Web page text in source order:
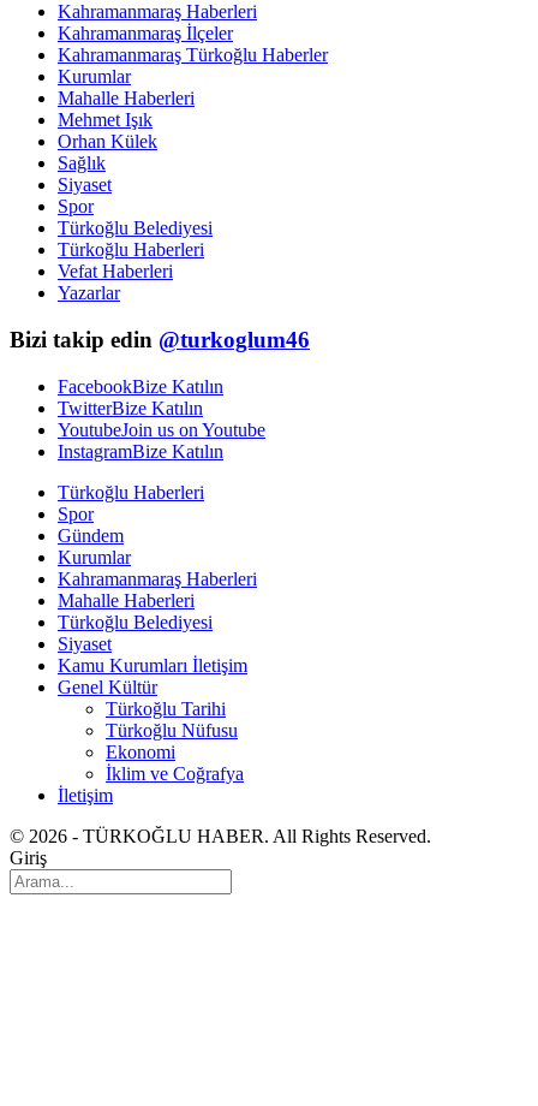
Kahramanmaraş Haberleri
Kahramanmaraş İlçeler
Kahramanmaraş Türkoğlu Haberler
Kurumlar
Mahalle Haberleri
Mehmet Işık
Orhan Külek
Sağlık
Siyaset
Spor
Türkoğlu Belediyesi
Türkoğlu Haberleri
Vefat Haberleri
Yazarlar
Bizi takip edin @turkoglum46
FacebookBize Katılın
TwitterBize Katılın
YoutubeJoin us on Youtube
InstagramBize Katılın
Türkoğlu Haberleri
Spor
Gündem
Kurumlar
Kahramanmaraş Haberleri
Mahalle Haberleri
Türkoğlu Belediyesi
Siyaset
Kamu Kurumları İletişim
Genel Kültür
Türkoğlu Tarihi
Türkoğlu Nüfusu
Ekonomi
İklim ve Coğrafya
İletişim
© 2026 - TÜRKOĞLU HABER. All Rights Reserved.
Giriş